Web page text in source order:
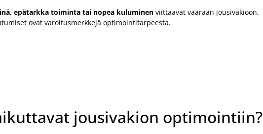
epätarkka toiminta tai nopea kuluminen viittaavat väärään jousivakioon.
ovat varoitusmerkkejä optimointitarpeesta.
jousivakion optimointiin?